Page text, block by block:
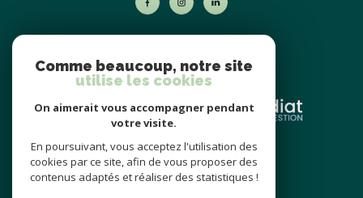
partenaires
nos avis
clients
Comme beaucoup, notre site
utilise les cookies
On aimerait vous accompagner pendant
votre visite.
En poursuivant, vous acceptez l'utilisation des
cookies par ce site, afin de vous proposer des
contenus adaptés et réaliser des statistiques !